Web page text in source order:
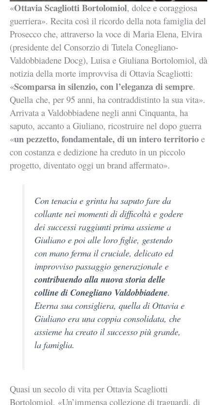
«Ottavia Scagliotti Bortolomiol, dolce e coraggiosa
guerriera». Recita così il ricordo della nota famiglia del
Prosecco che, attraverso la voce di Maria Elena, Elvira
(presidente del Consorzio di Tutela Conegliano-
Valdobbiadene Docg), Luisa e Giuliana Bortolomiol, dà
notizia della morte improvvisa di Ottavia Scagliotti:
«Scomparsa in silenzio, con l’eleganza di sempre.
Quella che, per 95 anni, ha contraddistinto la sua vita».
Arrivata a Valdobbiadene negli anni Cinquanta, ha
saputo, accanto a Giuliano, ricostruire nel dopo guerra
«un pezzetto, fondamentale, di un intero territorio e
con costanza e dedizione ha creduto in un piccolo
progetto, diventato oggi un brand affermato».
Con tenacia e grinta ha saputo fare da
collante nei momenti di difficoltà e godere
dei successi raggiunti prima assieme a
Giuliano e poi alle loro figlie, gestendo
con mano ferma il cruciale, delicato ed
improvviso passaggio generazionale e
contribuendo alla nuova storia delle
colline di Conegliano Valdobbiadene.
Eterna sua consigliera, quella di Ottavia e
Giuliano era una coppia consolidata, che
assieme ha creato il successo più grande,
la famiglia.
Quasi un secolo di vita per Ottavia Scagliotti
Bortolomiol. «Un’immensa collezione di traguardi, di